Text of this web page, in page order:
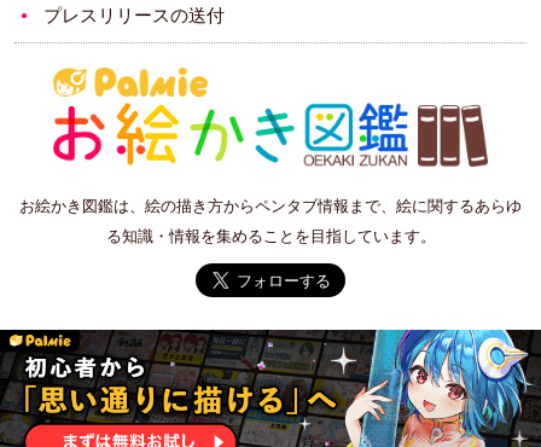
プレスリリースの送付
お絵かき図鑑は、絵の描き方からペンタブ情報まで、絵に関するあらゆ
る知識・情報を集めることを目指しています。